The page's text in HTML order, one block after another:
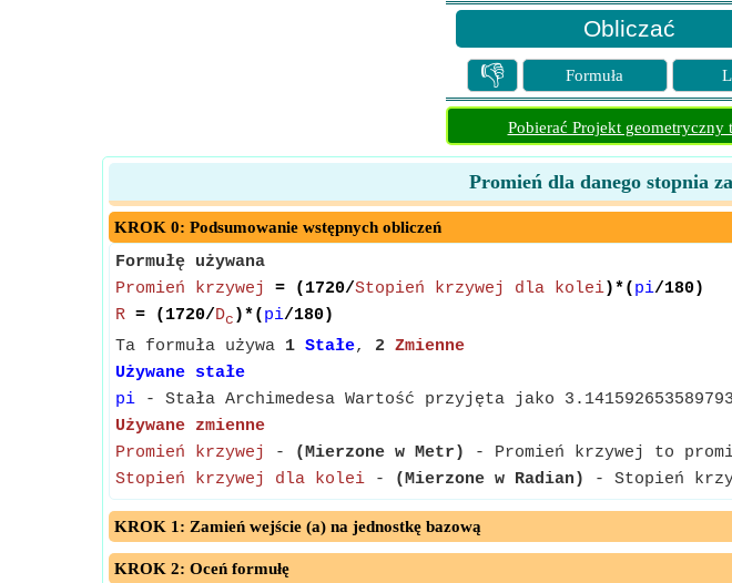
👎 Formuła
Pobierać Projekt geometryczny
Promień dla danego stopnia
KROK 0: Podsumowanie wstępnych obliczeń
Formułę używana
Promień krzywej
= (1720/Stopień krzywej dla kolei)*( pi/180)
R = (1720/Dc )*( pi/180)
Ta formuła używa 1 Stałe, 2 Zmienne
Używane stałe
pi - Stała Archimedesa Wartość przyjęta jako
Używane zmienne
Promień krzywej
- (Mierzone w Metr)
- Promień krzywej to
Stopień krzywej dla kolei - (Mierzone w Radian) - Stopień
KROK 1: Zamień wejście (a) na jednostkę bazową
KROK 2: Oceń formułę